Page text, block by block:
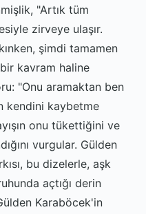
"Artık tüm
zirveye ulaşır.
şimdi tamamen
bir kavram haline
"Onu aramaktan ben
kendini kaybetme
onu tükettiğini ve
vurgular. Gülden
bu dizelerle, aşk
açtığı derin
Karaböcek'in